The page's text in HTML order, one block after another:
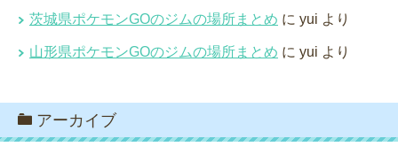
茨城県ポケモンGOのジムの場所まとめ に yui より
山形県ポケモンGOのジムの場所まとめ に yui より
アーカイブ